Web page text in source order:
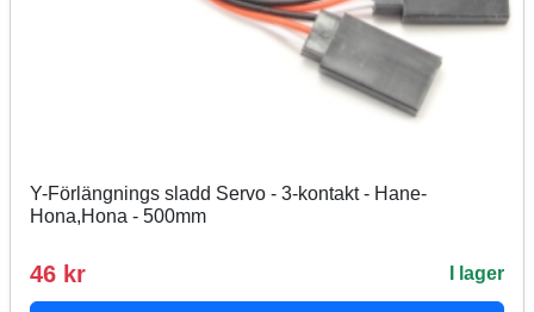
Y-Förlängnings sladd Servo - 3-kontakt - Hane-
Hona,Hona - 500mm
46 kr I lager